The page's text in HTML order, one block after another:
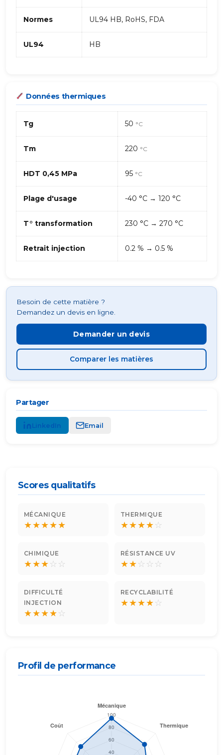
Scores qualitatifs
MÉCANIQUE
★★★★★
THERMIQUE
★★★★☆
CHIMIQUE
★★★☆ ☆
RÉSISTANCE UV
★★☆ ☆ ☆
DIFFICULTÉ
INJECTION
★★★★☆
RECYCLABILITÉ
★★★★☆
Profil de performance
Normes UL94 HB, RoHS, FDA
UL94 HB
Données thermiques
Tg 50 °C
Tm 220 °C
HDT 0,45 MPa 95 °C
Plage d'usage -40 °C → 120 °C
T° transformation 230 °C → 270 °C
Retrait injection 0.2 % → 0.5 %
Besoin de cette matière ?
Demandez un devis en ligne.
Demander un devis
Comparer les matières
Partager
LinkedIn Email